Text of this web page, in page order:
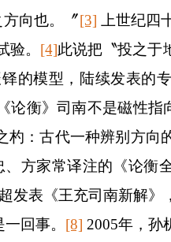
向也。〞[3]
上世纪
。 [4]此说把〝投之于
的模型，陆续发表的
衡》司南不是磁性指
：古代一种辨别方向
、方家常译注的《论衡
发表《王充司南新解》
回事。 [8] 2005年，孙